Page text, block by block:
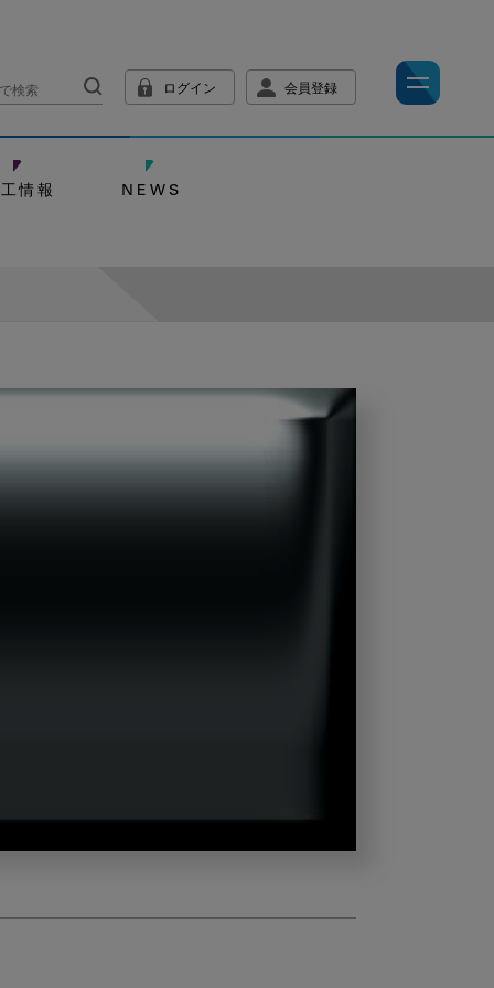
ログイン 会員登録
情報 NEWS